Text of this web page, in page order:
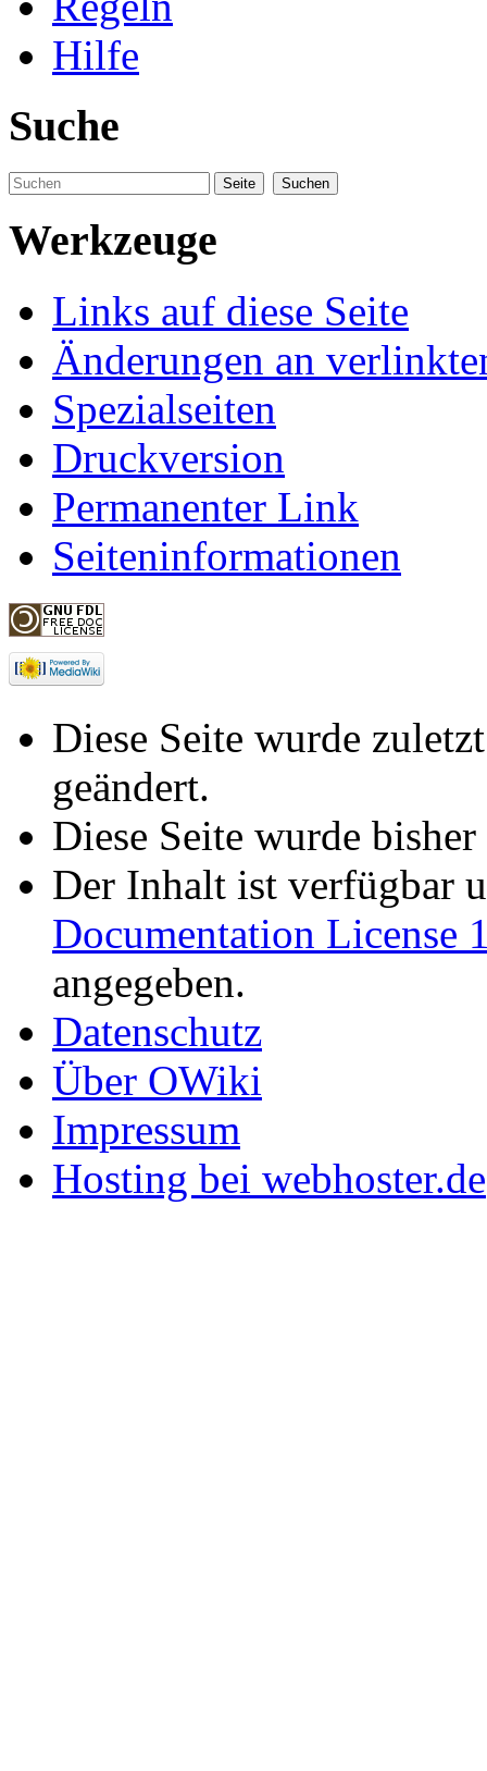
Hilfe
Suche
Werkzeuge
Links auf diese Seite
Änderungen an
Spezialseiten
Druckversion
Permanenter Link
Seiteninformationen
Diese Seite wurde
geändert.
Diese Seite wurde
Der Inhalt ist verfügbar
Documentation License
angegeben.
Datenschutz
Über OWiki
Impressum
Hosting bei webhoster.de